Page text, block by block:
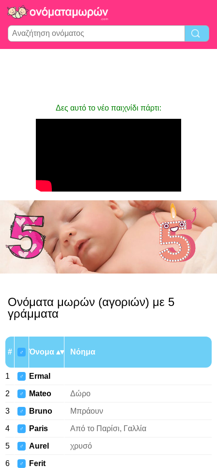
Δες αυτό το νέο παιχνίδι πάρτι:
Ονόματα μωρών (αγοριών) με 5
γράμματα
# ♂ Όνομα Νόημα
1 ♂ Ermal
2 ♂ Mateo Δώρο
3 ♂ Bruno Μπράουν
4 ♂ Paris Από το Παρίσι, Γαλλία
5 ♂ Aurel χρυσό
6 ♂ Ferit